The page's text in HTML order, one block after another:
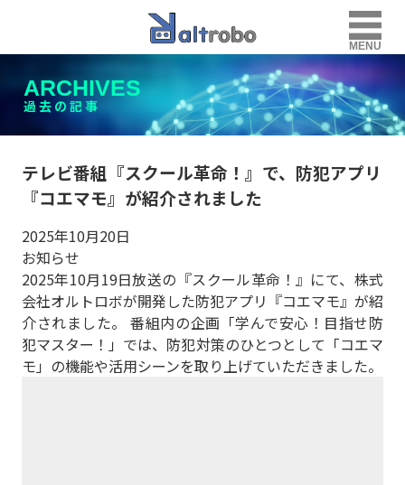
MENU
ARCHIVES
過去の記事
テレビ番組『スクール革命！』で、防犯アプリ
『コエマモ』が紹介されました
2025年10月20日
お知らせ
2025年10月19日放送の『スクール革命！』にて、株式
会社オルトロボが開発した防犯アプリ『コエマモ』が紹
介されました。 番組内の企画「学んで安心！目指せ防
犯マスター！」では、防犯対策のひとつとして「コエマ
モ」の機能や活用シーンを取り上げていただきました。